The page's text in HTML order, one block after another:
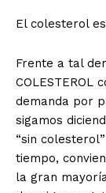
El colesterol
Frente a tal
COLESTEROL
demanda por
sigamos
“sin
tiempo,
la gran